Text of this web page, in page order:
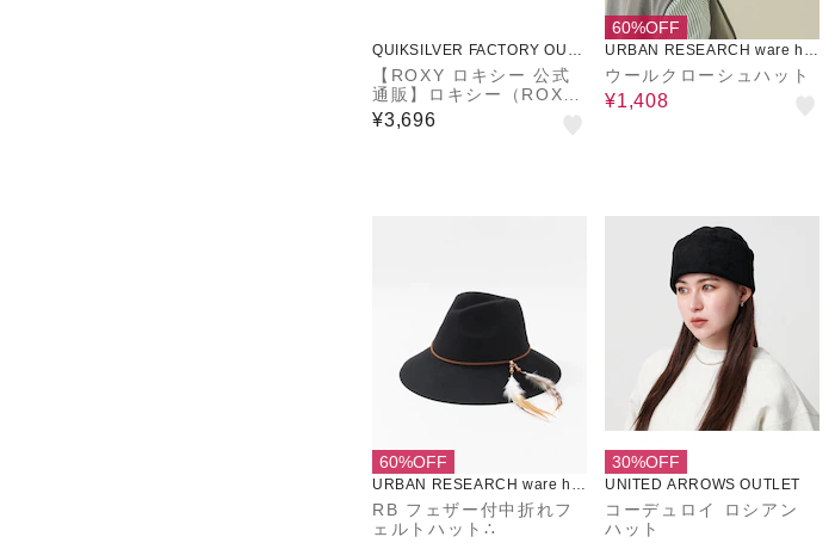
QUIKSILVER FACTORY OUTL
ET STORE
【ROXY ロキシー 公式
通販】ロキシー（ROX
Y）【OUTLET】Roxy H
EAVENLY HIGH ハット
¥3,696
60%OFF
URBAN RESEARCH ware ho
use
ウールクローシュハット
¥1,408
60%OFF
URBAN RESEARCH ware ho
use
RB フェザー付中折れフ
ェルトハット∴
30%OFF
UNITED ARROWS OUTLET
コーデュロイ ロシアン
ハット